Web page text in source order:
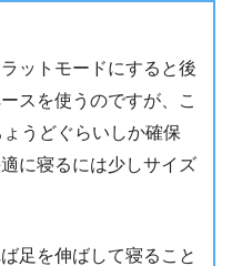
ットモードにすると後
スを使うのですが、こ
うどぐらいしか確保
に寝るには少しサイズ
足を伸ばして寝ること